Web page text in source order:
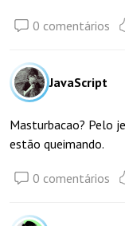
0 comentários
JavaScript
Masturbacao? Pelo
estão queimando.
0 comentários